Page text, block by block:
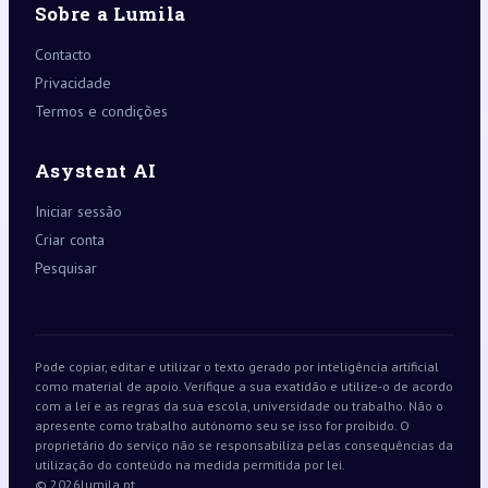
Sobre a Lumila
Contacto
Privacidade
Termos e condições
Asystent AI
Iniciar sessão
Criar conta
Pesquisar
Pode copiar, editar e utilizar o texto gerado por inteligência artificial
como material de apoio. Verifique a sua exatidão e utilize-o de acordo
com a lei e as regras da sua escola, universidade ou trabalho. Não o
apresente como trabalho autónomo seu se isso for proibido. O
proprietário do serviço não se responsabiliza pelas consequências da
utilização do conteúdo na medida permitida por lei.
© 2026lumila.pt